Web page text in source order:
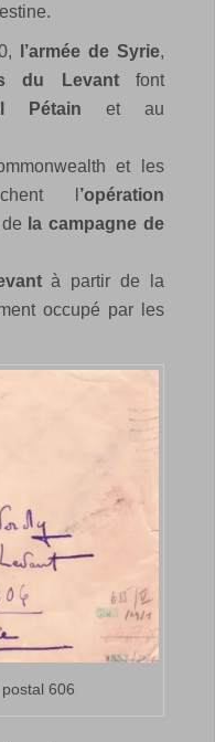
l’armée de Syrie,
du Levantfont
Pétain et au
et les
l ’opération
la campagne de
à partir de la
occupé par les
606